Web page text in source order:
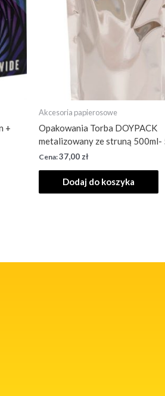
+
Akcesoria papierosowe
Opakowania Torba DOYPACK
metalizowany ze struną 500ml-
37,00 zł
Dodaj do koszyka